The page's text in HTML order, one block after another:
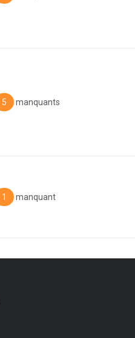
5 manquants
1 manquant